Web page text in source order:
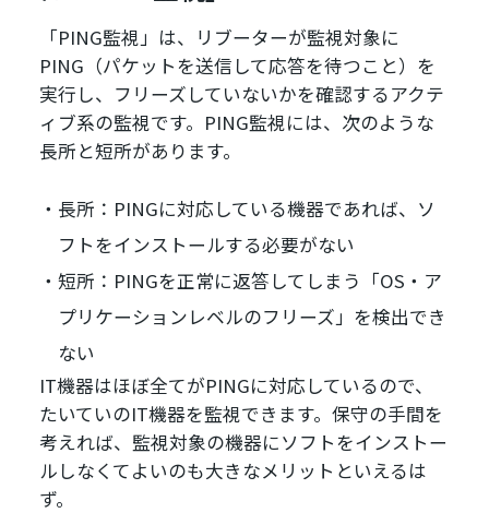
「PING監視」は、リブーターが監視対象に
PING（パケットを送信して応答を待つこと）を
実行し、フリーズしていないかを確認するアクテ
ィブ系の監視です。PING監視には、次のような
長所と短所があります。
長所：PINGに対応している機器であれば、ソ
フトをインストールする必要がない
短所：PINGを正常に返答してしまう「OS・ア
プリケーションレベルのフリーズ」を検出でき
ない
IT機器はほぼ全てがPINGに対応しているので、
たいていのIT機器を監視できます。保守の手間を
考えれば、監視対象の機器にソフトをインストー
ルしなくてよいのも大きなメリットといえるは
ず。